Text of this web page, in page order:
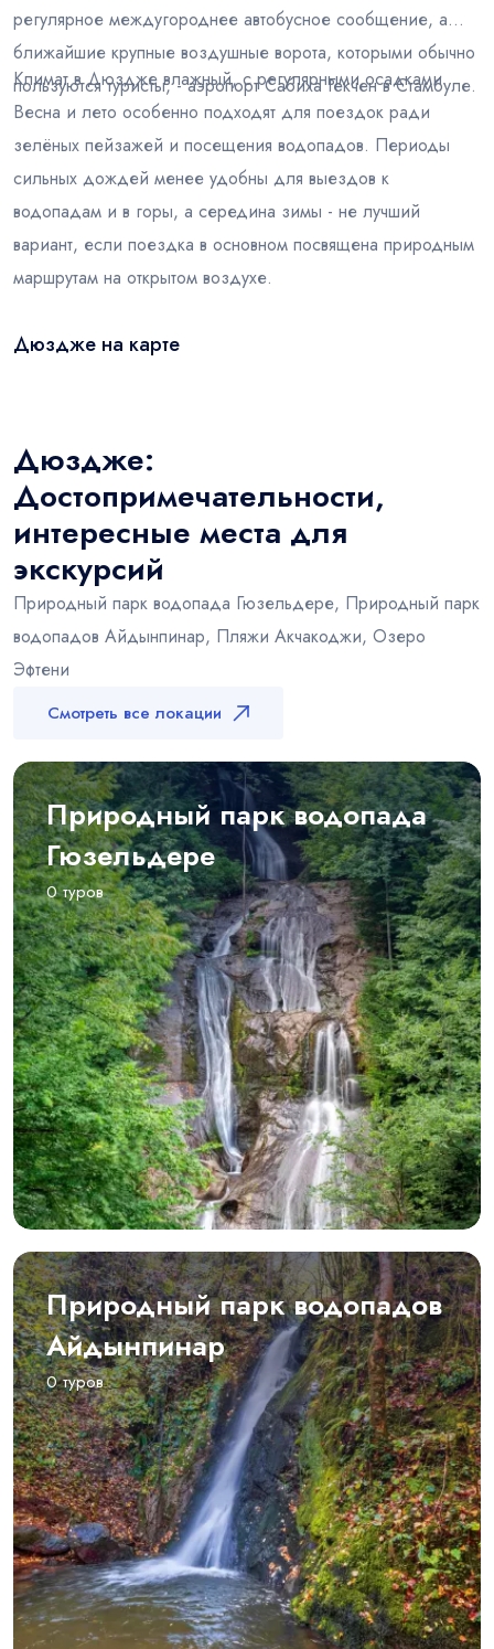
регулярное междугороднее автобусное сообщение, а
ближайшие крупные воздушные ворота, которыми обычно
пользуются туристы, - аэропорт Сабиха Гёкчен в Стамбуле.
Климат в Дюздже влажный, с регулярными осадками.
Весна и лето особенно подходят для поездок ради
зелёных пейзажей и посещения водопадов. Периоды
сильных дождей менее удобны для выездов к
водопадам и в горы, а середина зимы - не лучший
вариант, если поездка в основном посвящена природным
маршрутам на открытом воздухе.
Дюздже на карте
Дюздже:
Достопримечательности,
интересные места для
экскурсий
Природный парк водопада Гюзельдере, Природный парк
водопадов Айдынпинар, Пляжи Акчакоджи, Озеро
Эфтени
Смотреть все локации
Природный парк водопада
Гюзельдере
0 туров
Природный парк водопадов
Айдынпинар
0 туров